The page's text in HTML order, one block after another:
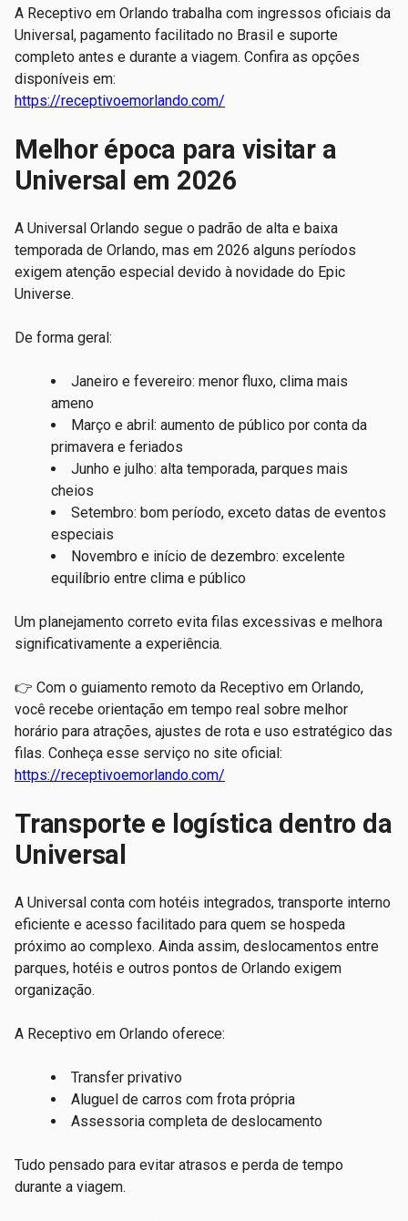
A Receptivo em Orlando trabalha com ingressos oficiais da
Universal, pagamento facilitado no Brasil e suporte
completo antes e durante a viagem. Confira as opções
disponíveis em:
https://receptivoemorlando.com/
Melhor época para visitar a
Universal em 2026
A Universal Orlando segue o padrão de alta e baixa
temporada de Orlando, mas em 2026 alguns períodos
exigem atenção especial devido à novidade do Epic
Universe.
De forma geral:
Janeiro e fevereiro: menor fluxo, clima mais
ameno
Março e abril: aumento de público por conta da
primavera e feriados
Junho e julho: alta temporada, parques mais
cheios
Setembro: bom período, exceto datas de eventos
especiais
Novembro e início de dezembro: excelente
equilíbrio entre clima e público
Um planejamento correto evita filas excessivas e melhora
significativamente a experiência.
👉 Com o guiamento remoto da Receptivo em Orlando,
você recebe orientação em tempo real sobre melhor
horário para atrações, ajustes de rota e uso estratégico das
filas. Conheça esse serviço no site oficial:
https://receptivoemorlando.com/
Transporte e logística dentro da
Universal
A Universal conta com hotéis integrados, transporte interno
eficiente e acesso facilitado para quem se hospeda
próximo ao complexo. Ainda assim, deslocamentos entre
parques, hotéis e outros pontos de Orlando exigem
organização.
A Receptivo em Orlando oferece:
Transfer privativo
Aluguel de carros com frota própria
Assessoria completa de deslocamento
Tudo pensado para evitar atrasos e perda de tempo
durante a viagem.